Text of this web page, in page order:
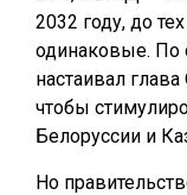
2032 году, до
одинаковые. По
настаивал
чтобы
Белоруссии и
Но